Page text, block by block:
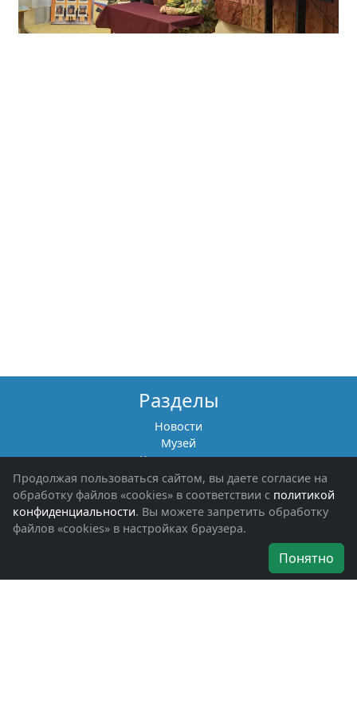
Разделы
Новости
Музей
Книги памяти
Фотоальбомы
Обращения граждан
Помощь участникам СВО и их семьям
Об организации
Наши награды
Продолжая пользоваться сайтом, вы даете согласие на
обработку файлов «cookies» в соответствии с политикой
конфиденциальности. Вы можете запретить обработку
файлов «cookies» в настройках браузера.
Понятно